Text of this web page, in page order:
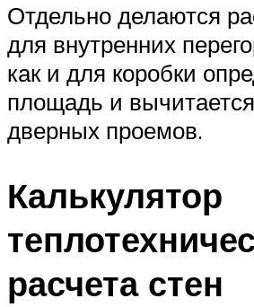
Отдельно делаются
для внутренних
как и для коробки
площадь и
дверных проемов.
Калькулятор
расчета стен